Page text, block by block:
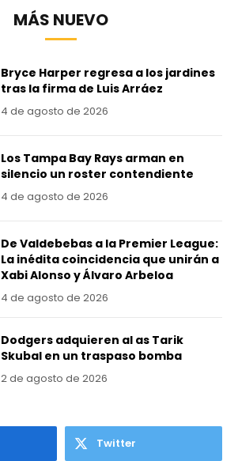
MÁS NUEVO
Bryce Harper regresa a los jardines
tras la firma de Luis Arráez
4 de agosto de 2026
Los Tampa Bay Rays arman en
silencio un roster contendiente
4 de agosto de 2026
De Valdebebas a la Premier League:
La inédita coincidencia que unirán a
Xabi Alonso y Álvaro Arbeloa
4 de agosto de 2026
Dodgers adquieren al as Tarik
Skubal en un traspaso bomba
2 de agosto de 2026
Twitter